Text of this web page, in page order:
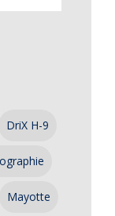
DriX H-9
Mayotte